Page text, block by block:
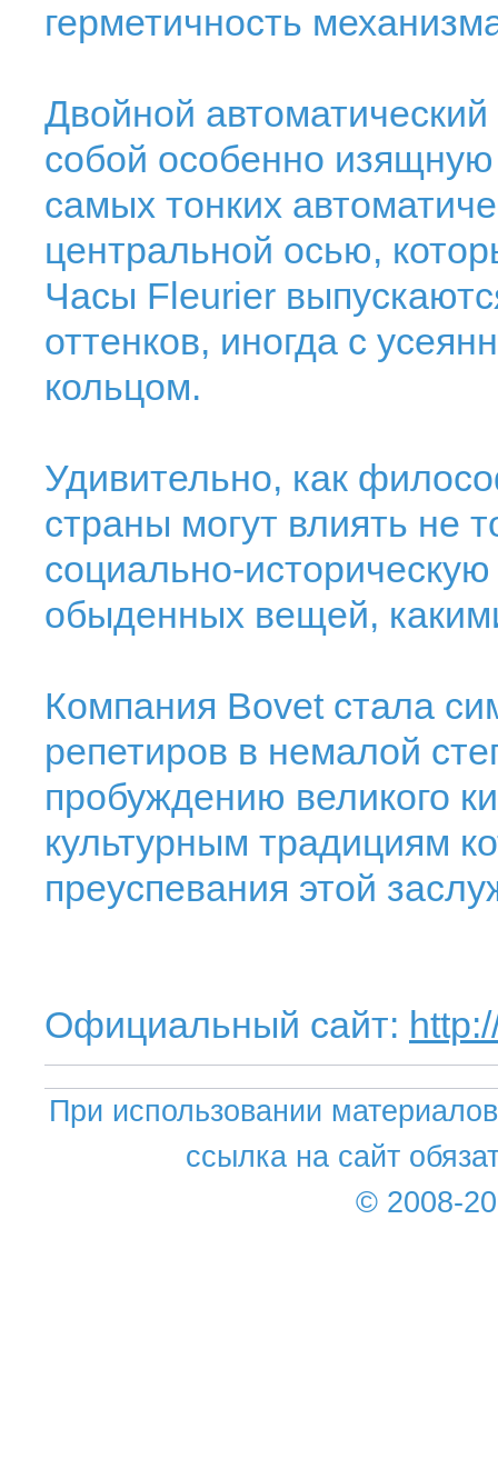
герметичность
Двойной
собой особенно
самых тонких
центральной осью,
Часы Fleurier
оттенков, иногда с
кольцом.
Удивительно, как
страны могут влиять не
социально-
обыденных вещей,
Компания Bovet стала
репетиров в немалой
пробуждению великого
культурным традициям
преуспевания этой
Официальный сайт:
При использовании
ссылка на сайт
© 2008-